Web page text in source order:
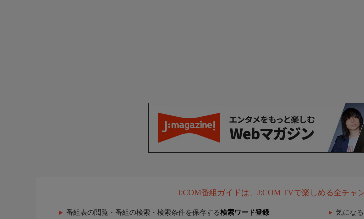
J:COM番組ガイドは、J:COM TVで楽しめる全チャ
番組表の閲覧・番組の検索・検索条件を保存する検索ワード登録 気にな